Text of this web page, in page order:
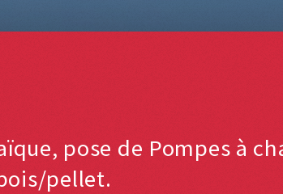
pose de Pompes à
pellet.